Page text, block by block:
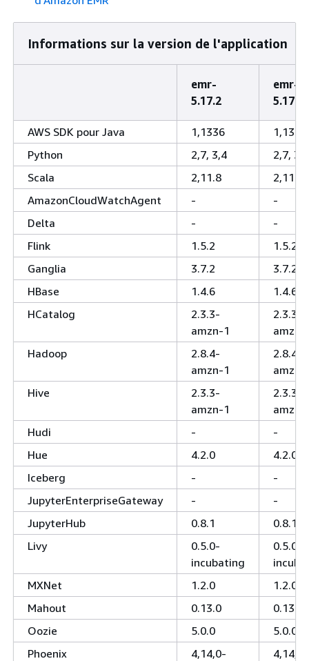
Informations sur la version de l'application
emr-
5.17.2
emr-
5.17.1
AWS SDK pour Java 1,1336
1,1336
Python
2,7, 3,4
2,7, 3,4
Scala
2,11.8
2,11.8
AmazonCloudWatchAgent
-
-
Delta
-
-
Flink
1.5.2
1.5.2
Ganglia
3.7.2
3.7.2
HBase
1.4.6
1.4.6
HCatalog
2.3.3-
amzn-1
2.3.3-
amzn-
Hadoop
2.8.4-
amzn-1
2.8.4-
amzn-
Hive
2.3.3-
amzn-1
2.3.3-
amzn-
Hudi
-
-
Hue
4.2.0
4.2.0
Iceberg
-
-
JupyterEnterpriseGateway
-
-
JupyterHub
0.8.1
0.8.1
Livy
0.5.0-
incubating
0.5.0-
MXNet
1.2.0
1.2.0
Mahout
0.13.0
0.13.0
Oozie
5.0.0
5.0.0
Phoenix
4,14,0-
4,14,0-